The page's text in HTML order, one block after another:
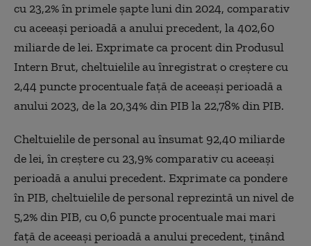
cu 23,2% în primele şapte luni din 2024, comparativ
cu aceeaşi perioadă a anului precedent, la 402,60
miliarde de lei. Exprimate ca procent din Produsul
Intern Brut, cheltuielile au înregistrat o creştere cu
2,44 puncte procentuale faţă de aceeaşi perioadă a
anului 2023, de la 20,34% din PIB la 22,78% din PIB.
Cheltuielile de personal au însumat 92,40 miliarde
de lei, în creştere cu 23,9% comparativ cu aceeaşi
perioadă a anului precedent. Exprimate ca pondere
în PIB, cheltuielile de personal reprezintă un nivel de
5,2% din PIB, cu 0,6 puncte procentuale mai mari
faţă de aceeaşi perioadă a anului precedent, ţinând